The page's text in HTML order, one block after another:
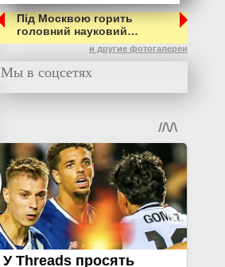
Під Москвою горить
головний науковий…
и другие фотогалереи
Мы в соцсетях